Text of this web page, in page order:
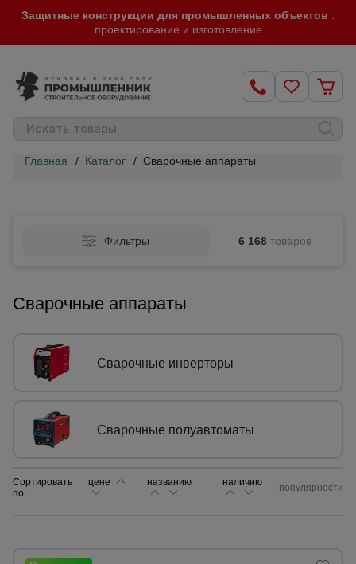
Защитные конструкции для промышленных объектов :
проектирование и изготовление
Главная / Каталог / Сварочные аппараты
Фильтры 6 168 товаров
Сварочные аппараты
Сварочные инверторы
Сварочные полуавтоматы
Сортировать
по:
цене названию наличию популярности
подъемники